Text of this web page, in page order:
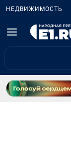
НЕДВИЖИМОСТЬ